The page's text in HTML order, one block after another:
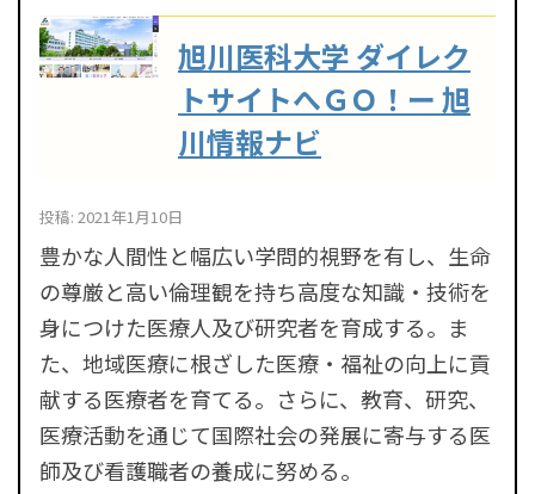
旭川医科大学 ダイレク
トサイトへＧＯ！ー 旭
川情報ナビ
投稿: 2021年1月10日
豊かな人間性と幅広い学問的視野を有し、生命
の尊厳と高い倫理観を持ち高度な知識・技術を
身につけた医療人及び研究者を育成する。ま
た、地域医療に根ざした医療・福祉の向上に貢
献する医療者を育てる。さらに、教育、研究、
医療活動を通じて国際社会の発展に寄与する医
師及び看護職者の養成に努める。